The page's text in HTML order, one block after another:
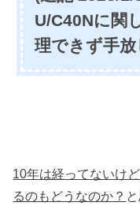
U/C40Nに関
理できず手放
10年は経ってないけ
るのもどうなのか？